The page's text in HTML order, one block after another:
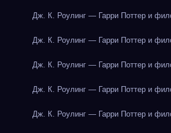
Дж. К. Роулинг — Гарри Поттер и
Дж. К. Роулинг — Гарри Поттер и
Дж. К. Роулинг — Гарри Поттер и
Дж. К. Роулинг — Гарри Поттер и
Дж. К. Роулинг — Гарри Поттер и